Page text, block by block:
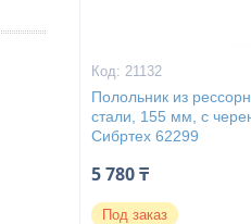
21132
Полольник из
стали, 155 мм, с
Сибртех 62299
5 780 ₸
Под заказ